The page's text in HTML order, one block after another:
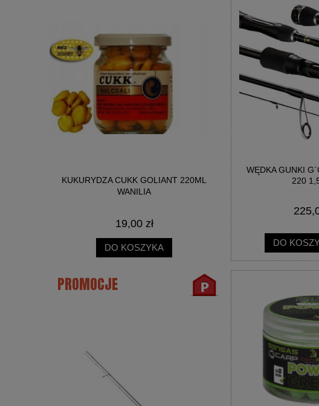
KUKURYDZA CUKK GOLIANT 220ML
WANILIA
19,00 zł
DO KOSZYKA
BIG RAINBOW
DO
PROMOCJE
WĘDKA GUNKI
220
DO